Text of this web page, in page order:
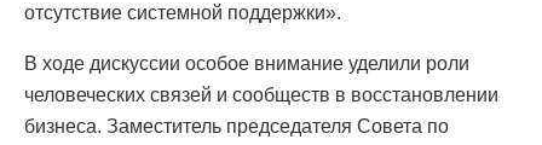
отсутствие системной поддержки».
В ходе дискуссии особое внимание уделили роли
человеческих связей и сообществ в восстановлении
бизнеса. Заместитель председателя Совета по